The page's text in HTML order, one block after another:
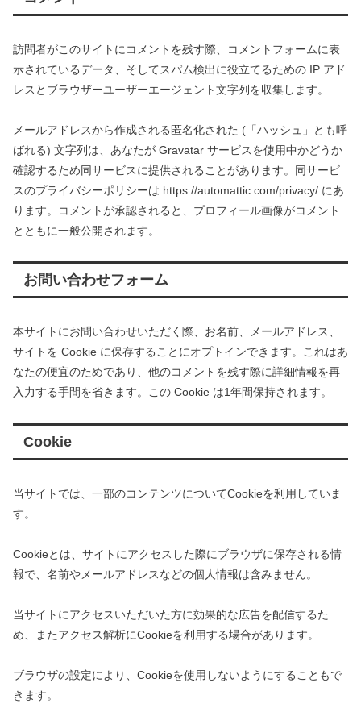
訪問者がこのサイトにコメントを残す際、コメントフォームに表
示されているデータ、そしてスパム検出に役立てるための IP アド
レスとブラウザーユーザーエージェント文字列を収集します。
メールアドレスから作成される匿名化された (「ハッシュ」とも呼
ばれる) 文字列は、あなたが Gravatar サービスを使用中かどうか
確認するため同サービスに提供されることがあります。同サービ
スのプライバシーポリシーは https://automattic.com/privacy/ にあ
ります。コメントが承認されると、プロフィール画像がコメント
とともに一般公開されます。
お問い合わせフォーム
本サイトにお問い合わせいただく際、お名前、メールアドレス、
サイトを Cookie に保存することにオプトインできます。これはあ
なたの便宜のためであり、他のコメントを残す際に詳細情報を再
入力する手間を省きます。この Cookie は1年間保持されます。
Cookie
当サイトでは、一部のコンテンツについてCookieを利用していま
す。
Cookieとは、サイトにアクセスした際にブラウザに保存される情
報で、名前やメールアドレスなどの個人情報は含みません。
当サイトにアクセスいただいた方に効果的な広告を配信するた
め、またアクセス解析にCookieを利用する場合があります。
ブラウザの設定により、Cookieを使用しないようにすることもで
きます。